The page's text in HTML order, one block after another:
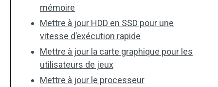
mémoire
Mettre à jour HDD en SSD pour une
vitesse d’exécution rapide
Mettre à jour la carte graphique pour les
utilisateurs de jeux
Mettre à jour le processeur